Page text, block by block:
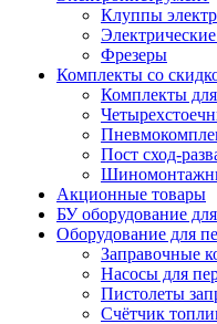
Клуппы
Фрезеры
Комплекты со
Комплекты
Пост сход-
Акционные товары
БУ оборудование
Оборудование для
Заправочные
Насосы для
Пистолеты
Счётчик